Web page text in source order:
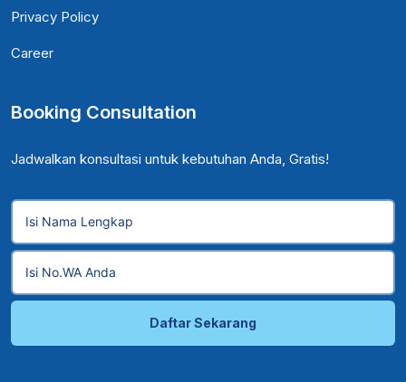
Privacy Policy
Career
Booking Consultation
Jadwalkan konsultasi untuk kebutuhan Anda, Gratis!
Daftar Sekarang